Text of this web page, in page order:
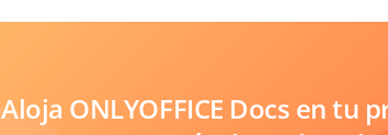
Aloja ONLYOFFICE Docs en tu